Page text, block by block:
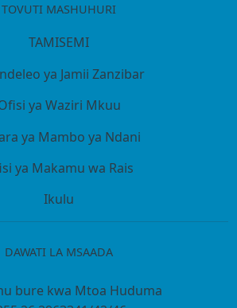
TOVUTI MASHUHURI
TAMISEMI
ya Jamii Zanzibar
ya Waziri Mkuu
ya Mambo ya Ndani
ya Makamu wa Rais
Ikulu
DAWATI LA MSAADA
bure kwa Mtoa Huduma